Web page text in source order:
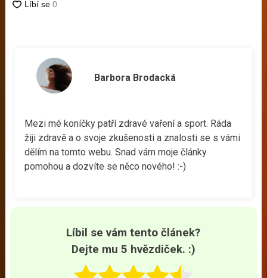
Barbora Brodacká
Mezi mé koníčky patří zdravé vaření a sport. Ráda
žiji zdravě a o svoje zkušenosti a znalosti se s vámi
dělím na tomto webu. Snad vám moje články
pomohou a dozvíte se něco nového! :-)
Líbil se vám tento článek?
Dejte mu 5 hvězdiček. :)